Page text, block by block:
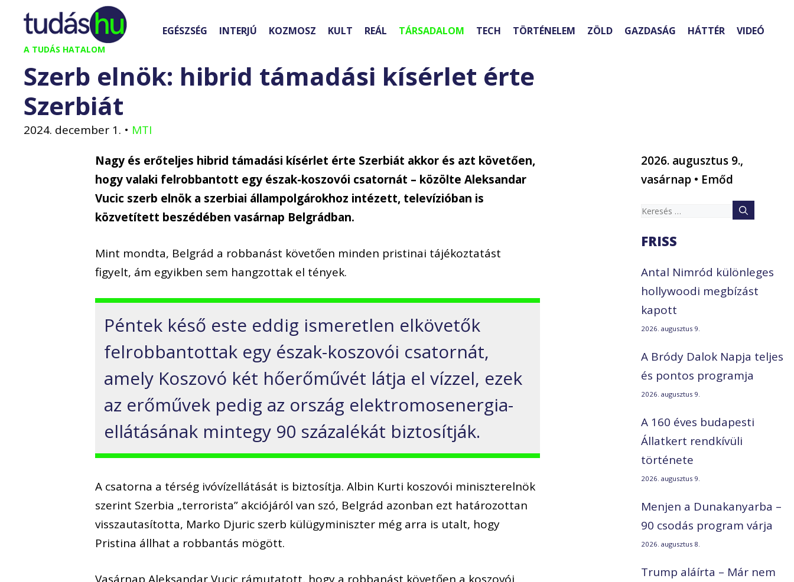
Kilépés
tartalomba
A TUDÁS HATALOM
EGÉSZSÉG INTERJÚ KOZMOSZ KULT REÁL TÁRSADALOM TECH TÖRTÉNELEM ZÖLD GAZDASÁG HÁTTÉR VIDEÓ
Szerb elnök: hibrid támadási kísérlet érte
Szerbiát
2024. december 1. • MTI
Nagy és erőteljes hibrid támadási kísérlet érte Szerbiát akkor és azt követően,
hogy valaki felrobbantott egy észak-koszovói csatornát – közölte Aleksandar
Vucic szerb elnök a szerbiai állampolgárokhoz intézett, televízióban is
közvetített beszédében vasárnap Belgrádban.
Mint mondta, Belgrád a robbanást követően minden pristinai tájékoztatást
figyelt, ám egyikben sem hangzottak el tények.
Péntek késő este eddig ismeretlen elkövetők
felrobbantottak egy észak-koszovói csatornát,
amely Koszovó két hőerőművét látja el vízzel, ezek
az erőművek pedig az ország elektromosenergia-
ellátásának mintegy 90 százalékát biztosítják.
A csatorna a térség ivóvízellátását is biztosítja. Albin Kurti koszovói miniszterelnök
szerint Szerbia „terrorista” akciójáról van szó, Belgrád azonban ezt határozottan
visszautasította, Marko Djuric szerb külügyminiszter még arra is utalt, hogy
Pristina állhat a robbantás mögött.
Vasárnap Aleksandar Vucic rámutatott, hogy a robbanást követően a koszovói
2026. augusztus 9.,
vasárnap • Emőd
Keresés:
FRISS
Antal Nimród különleges
hollywoodi megbízást
kapott
2026. augusztus 9.
A Bródy Dalok Napja teljes
és pontos programja
2026. augusztus 9.
A 160 éves budapesti
Állatkert rendkívüli
története
2026. augusztus 9.
Menjen a Dunakanyarba –
90 csodás program várja
2026. augusztus 8.
Trump aláírta – Már nem